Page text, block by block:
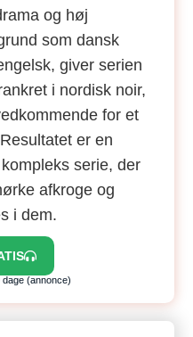
og høj
som dansk
giver serien
i nordisk noir,
for et
er en
serie, der
afkroge og
i dem.
(annonce)